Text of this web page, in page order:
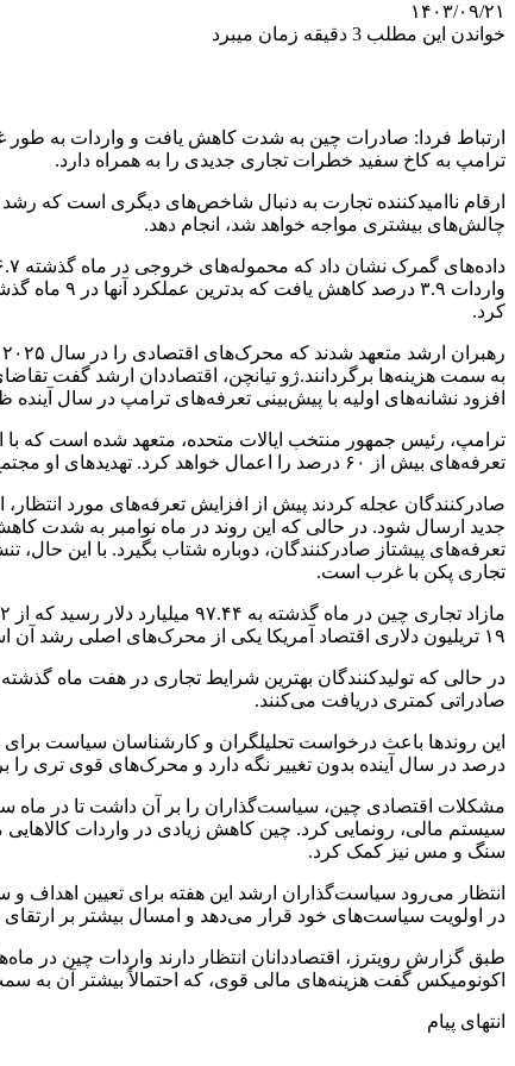
۱۴۰۳/۰۹/۲۱
خواندن این مطلب 3 دقیقه زمان میبرد
ارتباط فردا: صادرات چین به شدت کاهش یافت و واردات به طور
ترامپ به کاخ سفید خطرات تجاری جدیدی را به همراه دارد.
ارقام ناامیدکننده تجارت به دنبال شاخص‌های دیگری است که رشد
چالش‌های بیشتری مواجه خواهد شد، انجام دهد.
کرد.
به سمت هزینه‌ها برگردانند.ژو تیانچن، اقتصاددان ارشد گفت
افزود نشانه‌های اولیه با پیش‌بینی تعرفه‌های ترامپ در سال
تعرفه‌های بیش از ۶۰ درصد را اعمال خواهد کرد. تهدیدهای او مجتمع صنعتی چین را که سالانه کالاهایی به ارزش بیش از ۴۰۰ میلیارد دلار به ایالات‌متحده می‌فروشد، متزلزل کرده است.
صادرکنندگان عجله کردند پیش از افزایش تعرفه‌های مورد انتظار،
جدید ارسال شود. در حالی که این روند در ماه نوامبر به شدت
تجاری پکن با غرب است.
۱۹ تریلیون دلاری اقتصاد آمریکا یکی از محرک‌های اصلی رشد آن است و اعتماد خانوارها و کسب‌وکارها به دلیل بحران ملکی طولانی‌مدت تضعیف شده است.
در حالی که تولیدکنندگان بهترین شرایط تجاری در هفت ماه
صادراتی کمتری دریافت می‌کنند.
درصد در سال آینده بدون تغییر نگه دارد و محرک‌های قوی تری را
مشکلات اقتصادی چین، سیاست‌گذاران را بر آن داشت تا در ماه
سیستم مالی، رونمایی کرد. چین کاهش زیادی در واردات
سنگ و مس نیز کمک کرد.
انتظار می‌رود سیاست‌گذاران ارشد این هفته برای تعیین اهداف
در اولویت سیاست‌های خود قرار می‌دهد و امسال بیشتر بر
طبق گزارش رویترز، اقتصاددانان انتظار دارند واردات چین در
اکونومیکس گفت هزینه‌های مالی قوی، که احتمالاً بیشتر آن به
انتهای پیام